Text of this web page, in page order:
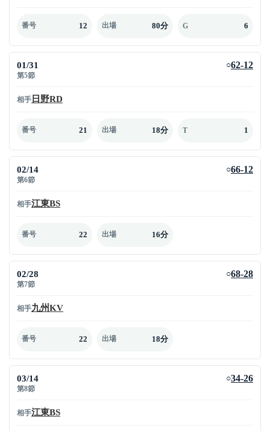
番号 12 出場 80分 G 6
01/31
第5節
○62-12
相手 日野RD
番号 21 出場 18分 T 1
02/14
第6節
○66-12
相手江東BS
番号 22 出場 16分
02/28
第7節
○68-28
相手九州KV
番号 22 出場 18分
03/14
第8節
○34-26
相手江東BS